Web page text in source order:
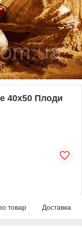
40х50 Плоди
товар Доставка